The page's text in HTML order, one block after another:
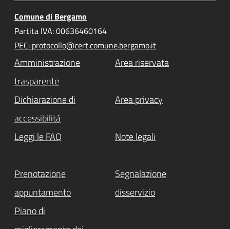
Comune di Bergamo
Partita IVA: 00636460164
PEC: protocollo@cert.comune.bergamo.it
Amministrazione
trasparente
Area riservata
Dichiarazione di
accessibilità
Area privacy
Leggi le FAQ Note legali
Prenotazione
appuntamento
Segnalazione
disservizio
Piano di